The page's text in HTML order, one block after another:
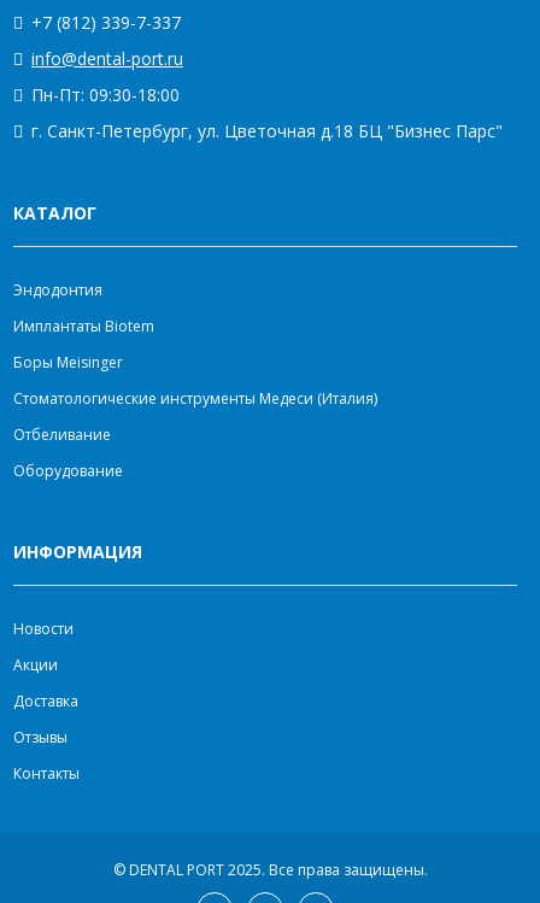
+7 (812) 339-7-337
info@dental-port.ru
Пн-Пт: 09:30-18:00
г. Санкт-Петербург, ул. Цветочная д.18 БЦ "Бизнес Парс"
КАТАЛОГ
Эндодонтия
Имплантаты Biotem
Боры Meisinger
Стоматологические инструменты Медеси (Италия)
Отбеливание
Оборудование
ИНФОРМАЦИЯ
Новости
Акции
Доставка
Отзывы
Контакты
© DENTAL PORT 2025. Все права защищены.